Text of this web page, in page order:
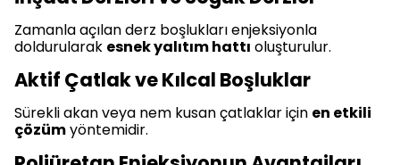
Zamanla açılan derz boşlukları enjeksiyonla
doldurularak esnek yalıtım hattı oluşturulur.
Aktif Çatlak ve Kılcal Boşluklar
Sürekli akan veya nem kusan çatlaklar için en etkili
çözümyöntemidir.